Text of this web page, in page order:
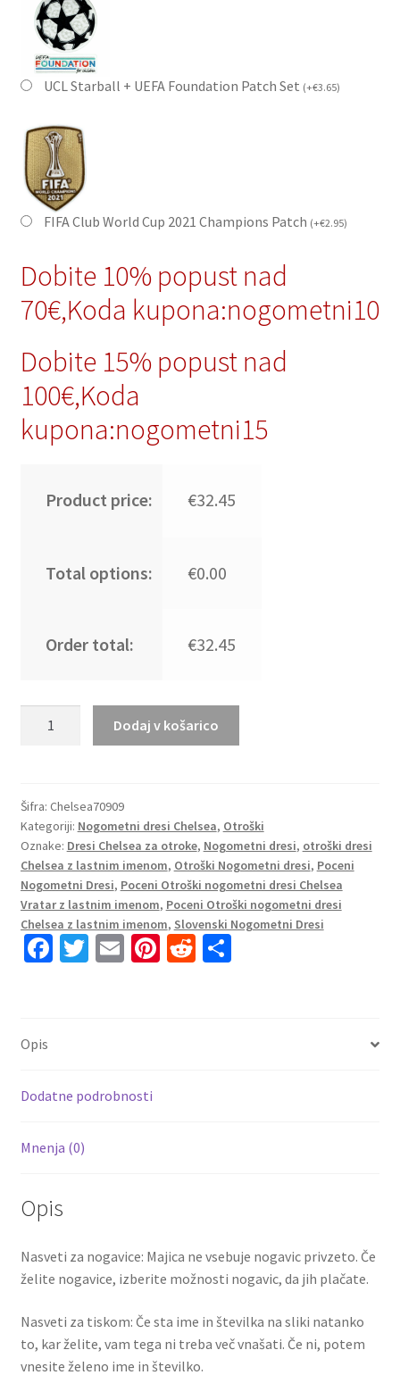
UCL Starball + UEFA Foundation Patch Set (+€3.65)
FIFA Club World Cup 2021 Champions Patch (+€2.95)
Dobite 10% popust nad
70€,Koda kupona:nogometni10
Dobite 15% popust nad
100€,Koda
kupona:nogometni15
Product price: €32.45
Total options: €0.00
Order total: €32.45
kompleti
Chelsea
Domači
2023
Kratek
Rokav
+
Kratke
količina
Dodaj v košarico
Šifra: Chelsea70909
Kategoriji: Nogometni dresi Chelsea, Otroški
Oznake: Dresi Chelsea za otroke, Nogometni dresi, otroški dresi
Chelsea z lastnim imenom, Otroški Nogometni dresi, Poceni
Nogometni Dresi, Poceni Otroški nogometni dresi Chelsea
Vratar z lastnim imenom, Poceni Otroški nogometni dresi
Chelsea z lastnim imenom, Slovenski Nogometni Dresi
Fa
k
T E Pi R S
Opis
Dodatne podrobnosti
Mnenja (0)
Opis
Nasveti za nogavice: Majica ne vsebuje nogavic privzeto. Če
želite nogavice, izberite možnosti nogavic, da jih plačate.
Nasveti za tiskom: Če sta ime in številka na sliki natanko
to, kar želite, vam tega ni treba več vnašati. Če ni, potem
vnesite želeno ime in številko.